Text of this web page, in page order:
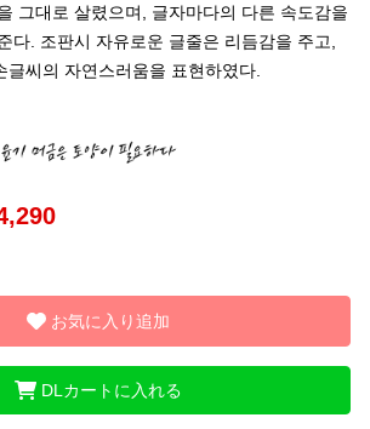
그대로 살렸으며, 글자마다의 다른 속도감을
다. 조판시 자유로운 글줄은 리듬감을 주고,
글씨의 자연스러움을 표현하였다.
お気に入り追加
DLカートに入れる